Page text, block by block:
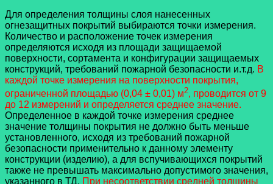
Для определения толщины слоя нанесенных
огнезащитных покрытий выбираются точки измерения.
Количество и расположение точек измерения
определяются исходя из площади защищаемой
поверхности, сортамента и конфигурации защищаемых
конструкций, требований пожарной безопасности и.т.д. В
каждой точке измерения на поверхности покрытия,
ограниченной площадью (0,04 ± 0,01) м2, проводится от 9
до 12 измерений и определяется среднее значение.
Определенное в каждой точке измерения среднее
значение толщины покрытия не должно быть меньше
установленного, исходя из требований пожарной
безопасности применительно к данному элементу
конструкции (изделию), а для вспучивающихся покрытий
также не превышать максимально допустимого значения,
указанного в ТД. При несоответствии средней толщины